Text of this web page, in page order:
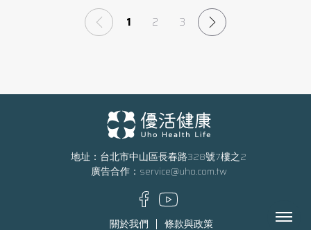
Lawrence）以過來人的身分，於《我的美好，不該是你騷擾我的藉
口》一書中，探討性騷擾的議題，期望未來某天能終結職場性騷
1 2 3
地址：台北市中山區長春路328號7樓之2
廣告合作： service@uho.com.tw
關於我們 條款與政策 Menu